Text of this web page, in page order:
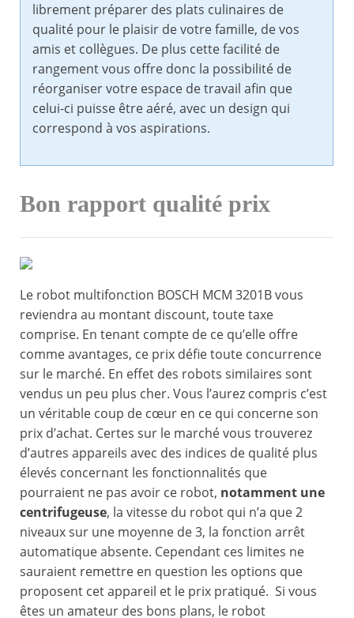
librement préparer des plats culinaires de
qualité pour le plaisir de votre famille, de vos
amis et collègues. De plus cette facilité de
rangement vous offre donc la possibilité de
réorganiser votre espace de travail afin que
celui-ci puisse être aéré, avec un design qui
correspond à vos aspirations.
Bon rapport qualité prix
Le robot multifonction BOSCH MCM 3201B vous
reviendra au montant discount, toute taxe
comprise. En tenant compte de ce qu’elle offre
comme avantages, ce prix défie toute concurrence
sur le marché. En effet des robots similaires sont
vendus un peu plus cher. Vous l’aurez compris c’est
un véritable coup de cœur en ce qui concerne son
prix d’achat. Certes sur le marché vous trouverez
d’autres appareils avec des indices de qualité plus
élevés concernant les fonctionnalités que
pourraient ne pas avoir ce robot, notamment une
centrifugeuse, la vitesse du robot qui n’a que 2
niveaux sur une moyenne de 3, la fonction arrêt
automatique absente. Cependant ces limites ne
sauraient remettre en question les options que
proposent cet appareil et le prix pratiqué. Si vous
êtes un amateur des bons plans, le robot